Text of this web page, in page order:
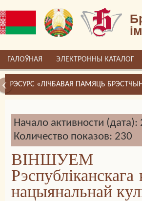
ГАЛОЎНАЯ ЭЛЕКТРОННЫ КАТАЛОГ
РЭСУРС «ЛІЧБАВАЯ ПАМЯЦЬ
Начало активности
Количество показов: 230
ВІНШУЕМ
нацыянальнай